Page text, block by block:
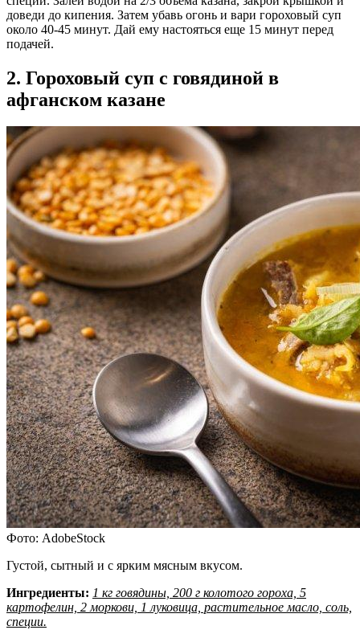
доведи до кипения. Затем убавь огонь и вари гороховый суп
около 40-45 минут. Дай ему настояться еще 15 минут перед
подачей.
2. Гороховый суп с говядиной в
афганском казане
Фото: AdobeStock
Густой, сытный и с ярким мясным вкусом.
Ингредиенты: 1 кг говядины, 200 г колотого гороха, 5
картофелин, 2 моркови, 1 луковица, растительное масло, соль,
специи.